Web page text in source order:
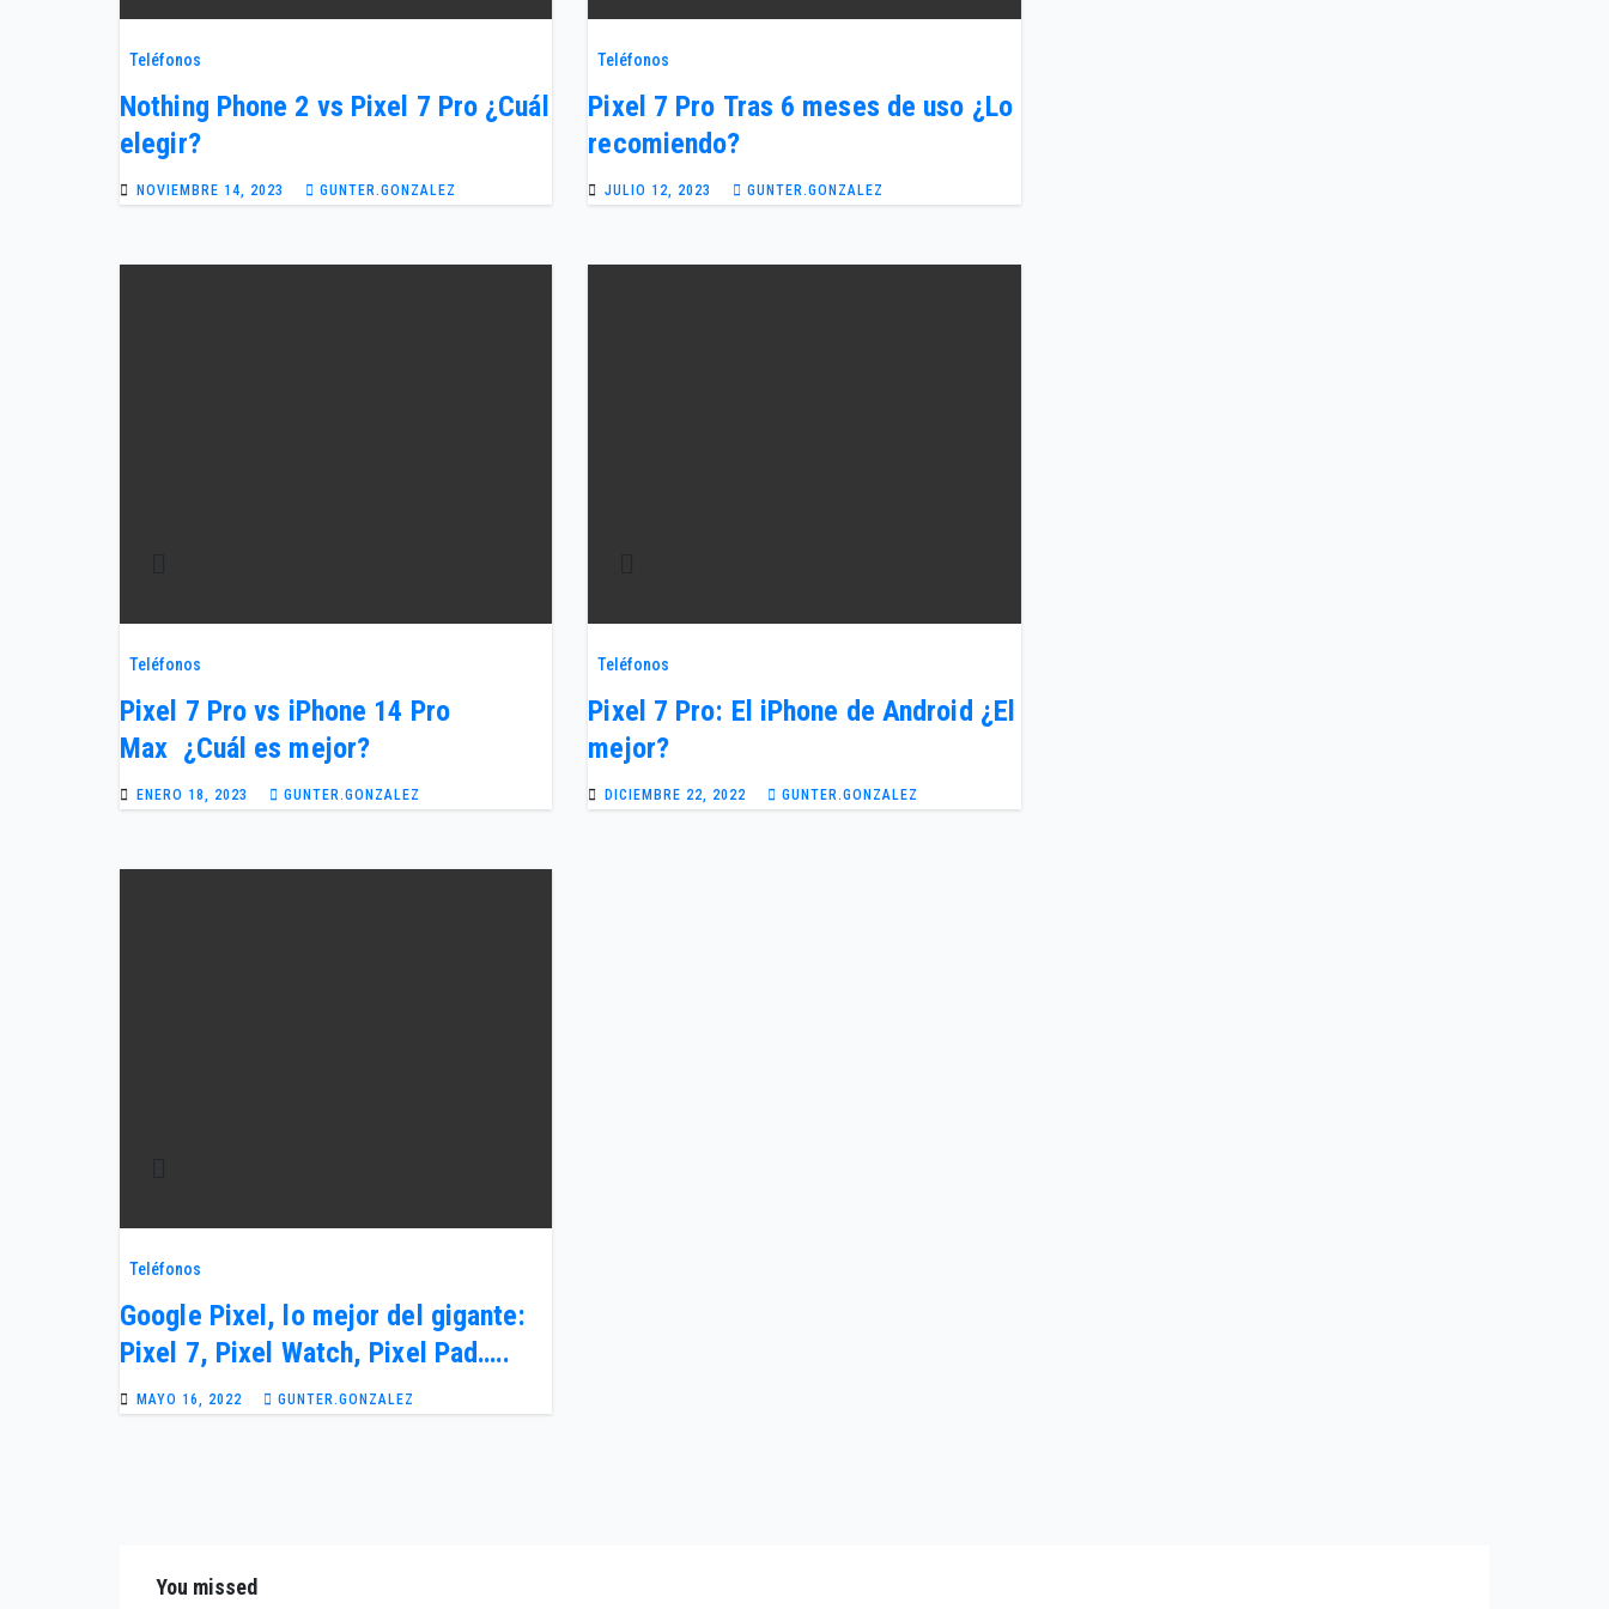
Teléfonos
Nothing Phone 2 vs Pixel 7 Pro ¿Cuál
elegir?
NOVIEMBRE 14, 2023 GUNTER.GONZALEZ
Teléfonos
Pixel 7 Pro Tras 6 meses de uso ¿Lo
recomiendo?
JULIO 12, 2023 GUNTER.GONZALEZ
Teléfonos
Pixel 7 Pro vs iPhone 14 Pro
Max ¿Cuál es mejor?
ENERO 18, 2023 GUNTER.GONZALEZ
Teléfonos
Pixel 7 Pro: El iPhone de Android ¿El
mejor?
DICIEMBRE 22, 2022 GUNTER.GONZALEZ
Teléfonos
Google Pixel, lo mejor del gigante:
Pixel 7, Pixel Watch, Pixel Pad…..
MAYO 16, 2022 GUNTER.GONZALEZ
You missed